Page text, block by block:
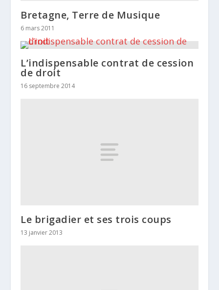
Bretagne, Terre de Musique
6 mars 2011
L’indispensable contrat de cession
de droit
16 septembre 2014
Le brigadier et ses trois coups
13 janvier 2013